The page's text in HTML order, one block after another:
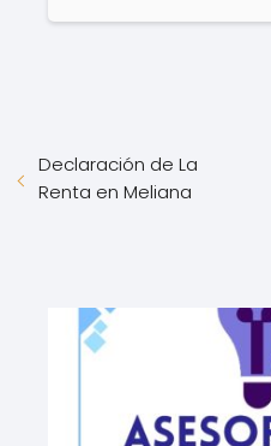
Declaración de La
Renta en Meliana